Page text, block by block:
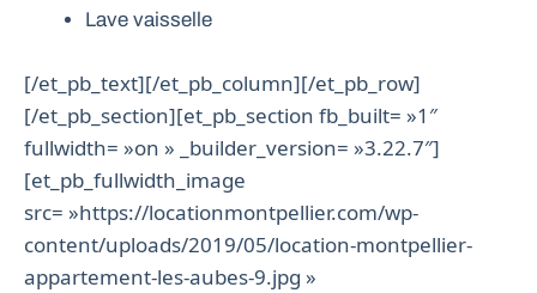
Lave vaisselle
[/et_pb_text][/et_pb_column][/et_pb_row]
[/et_pb_section][et_pb_section fb_built= »1″
fullwidth= »on » _builder_version= »3.22.7″]
[et_pb_fullwidth_image
src= »https://locationmontpellier.com/wp-
content/uploads/2019/05/location-montpellier-
appartement-les-aubes-9.jpg »